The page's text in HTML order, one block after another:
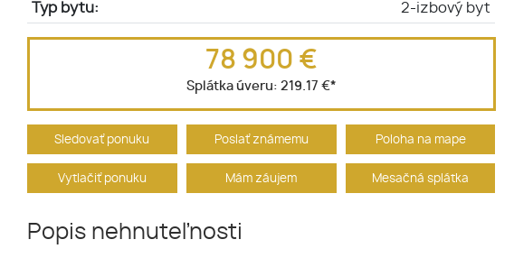
Typ bytu: 2-izbový byt
78 900 €
Splátka úveru: 219.17 €*
Sledovať ponuku Poslať známemu Poloha na mape
Vytlačiť ponuku Mám záujem Mesačná splátka
Popis nehnuteľnosti